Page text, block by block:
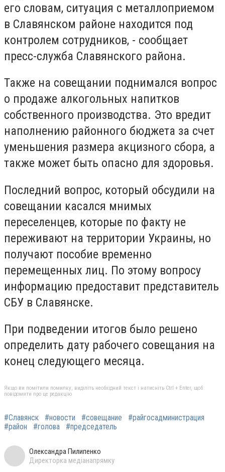
его словам, ситуация с металлоприемом
в Славянском районе находится под
контролем сотрудников, - сообщает
пресс-служба Славянского района.
Также на совещании поднимался вопрос
о продаже алкогольных напитков
собственного производства. Это вредит
наполнению районного бюджета за счет
уменьшения размера акцизного сбора, а
также может быть опасно для здоровья.
Последний вопрос, который обсудили на
совещании касался мнимых
переселенцев, которые по факту не
переживают на территории Украины, но
получают пособие временно
перемещенных лиц. По этому вопросу
информацию предоставит представитель
СБУ в Славянске.
При подведении итогов было решено
определить дату рабочего совещания на
конец следующего месяца.
Якщо ви помітили помилку, виділіть необхідний текст і натисніть Ctrl + Enter, щоб
повідомити про це редакцію
#Славянск #новости #совещание
#райгосадминистрация
#район
#голова #председатель
Олександра Пилипенко
Директорка медіанапрямку